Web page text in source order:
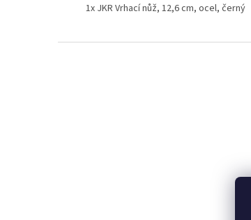
1x JKR Vrhací nůž, 12,6 cm, ocel, černý